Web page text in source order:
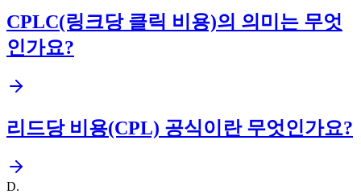
CPLC(링크당 클릭 비용)의 의미는 무엇
인가요?
리드당 비용(CPL) 공식이란 무엇인가요?
D.